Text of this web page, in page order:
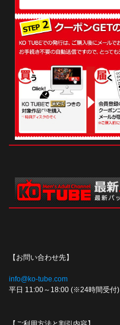
【お問い合わせ先】
info@ko-tube.com
平日 11:00～18:00 (※24時間受付)